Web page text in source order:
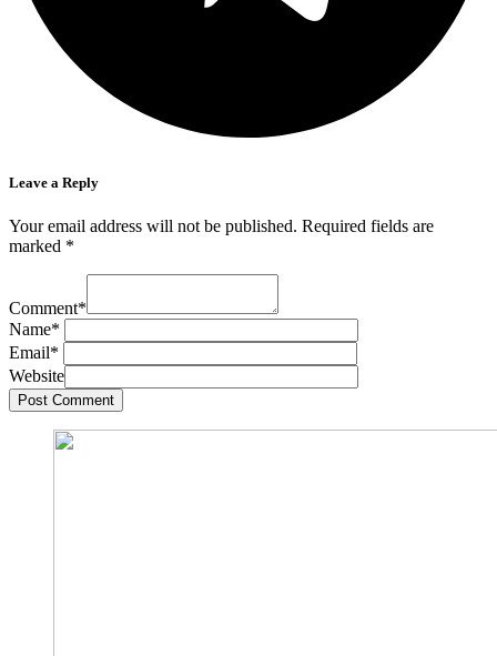
Leave a Reply
Your email address will not be published. Required fields are
marked *
Comment*
Name*
Email*
Website